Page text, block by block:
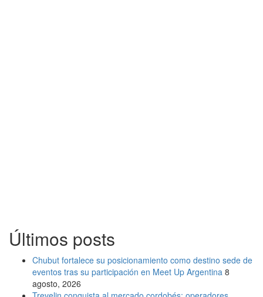
Últimos posts
Chubut fortalece su posicionamiento como destino sede de
eventos tras su participación en Meet Up Argentina 8
agosto, 2026